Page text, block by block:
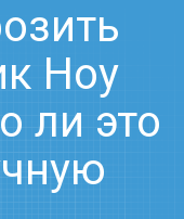
Ноу
ли это